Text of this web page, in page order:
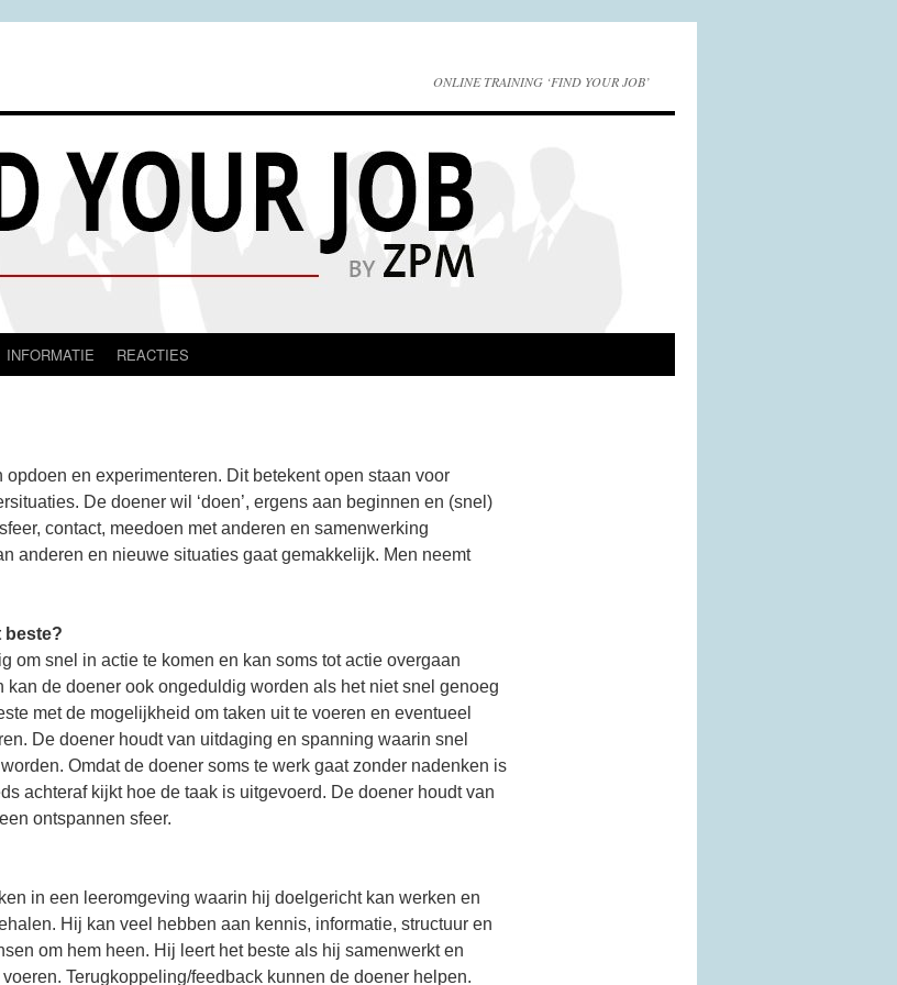
ONLINE TRAINING ‘FIND YOUR JOB’
INFORMATIE REACTIES
opdoen en experimenteren. Dit betekent open staan voor
De doener wil ‘doen’, ergens aan beginnen en (snel)
contact, meedoen met anderen en samenwerking
anderen en nieuwe situaties gaat gemakkelijk. Men neemt
beste?
om snel in actie te komen en kan soms tot actie overgaan
kan de doener ook ongeduldig worden als het niet snel genoeg
met de mogelijkheid om taken uit te voeren en eventueel
De doener houdt van uitdaging en spanning waarin snel
Omdat de doener soms te werk gaat zonder nadenken is
achteraf kijkt hoe de taak is uitgevoerd. De doener houdt van
ontspannen sfeer.
in een leeromgeving waarin hij doelgericht kan werken en
Hij kan veel hebben aan kennis, informatie, structuur en
om hem heen. Hij leert het beste als hij samenwerkt en
Terugkoppeling/feedback kunnen de doener helpen.